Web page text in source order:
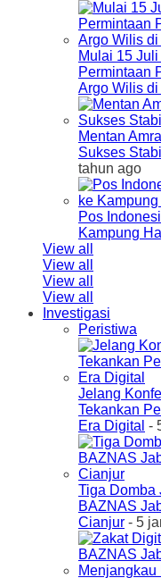
Mulai 15
Permintaan
Argo Wilis
Mentan
Sukses
tahun ago
Pos
Kampung
View all
View all
View all
View all
Investigasi
Peristiwa
Jelang
Tekankan
Era Digital -
Tiga Domba
BAZNAS
Cianjur - 5